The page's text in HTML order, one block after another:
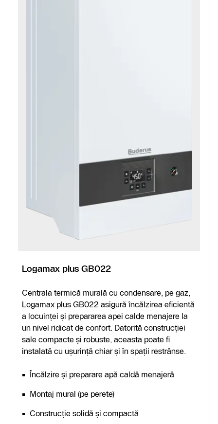
Logamax plus GB022
Centrala termică murală cu condensare, pe gaz,
Logamax plus GB022 asigură încălzirea eficientă
a locuinței și prepararea apei calde menajere la
un nivel ridicat de confort. Datorită construcției
sale compacte și robuste, aceasta poate fi
instalată cu ușurință chiar și în spații restrânse.
Încălzire și preparare apă caldă menajeră
Montaj mural (pe perete)
Construcție solidă și compactă